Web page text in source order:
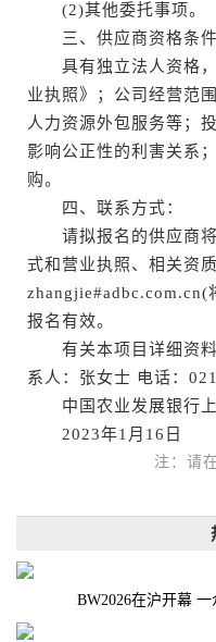
(2)其他委托事项。
三、供应商资格条件
具有独立法人资格，
业执照》；公司经营范
人力资源外包服务等；
影响公正性的利害关系
购。
四、联系方式：
请拟报名的供应商将
式和营业执照、相关资
zhangjie#adbc.com.cn(
报名有效。
有关本项目详细资料
系人：张女士 电话：
中国农业发展银行上
2023年1月16日
注：请
BW2026在沪开幕